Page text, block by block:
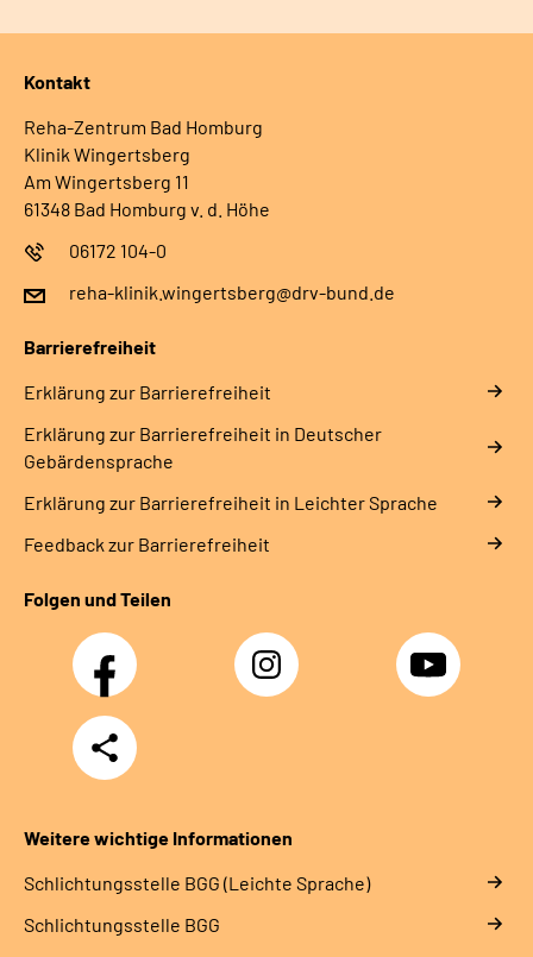
Kontakt
Reha-Zentrum Bad Homburg
Klinik Wingertsberg
Am Wingertsberg 11
61348 Bad Homburg v. d. Höhe
06172 104-0
reha-klinik.wingertsberg@drv-bund.de
Barrierefreiheit
Erklärung zur Barrierefreiheit
Erklärung zur Barrierefreiheit in Deutscher
Gebärdensprache
Erklärung zur Barrierefreiheit in Leichter Sprache
Feedback zur Barrierefreiheit
Folgen und Teilen
Facebook Instagram YouTube
Teilen
Weitere wichtige Informationen
Schlich­tungs­stel­le BGG (Leichte Sprache)
Schlich­tungs­stel­le BGG